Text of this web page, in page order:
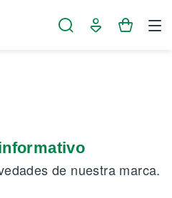
de nuestra marca.